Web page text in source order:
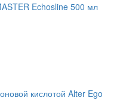
Echosline 500 мл